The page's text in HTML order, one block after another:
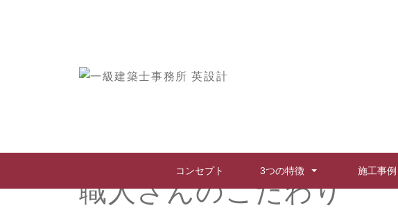
コンセプト 3つの特徴 施工事例
職人さんのこだわり